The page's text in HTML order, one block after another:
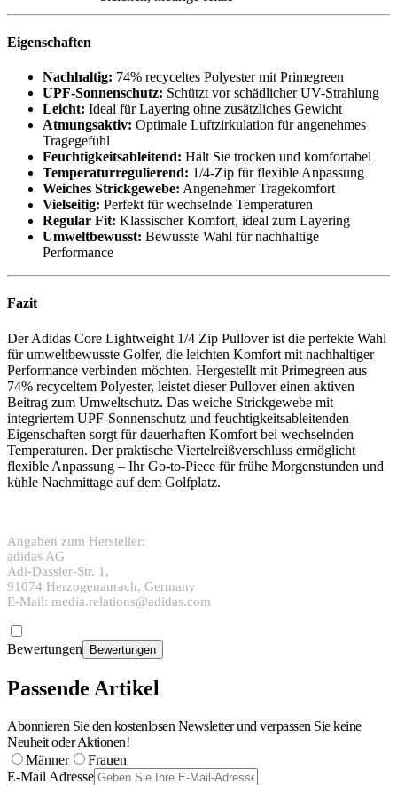
Eigenschaften
Nachhaltig: 74% recyceltes Polyester mit Primegreen
UPF-Sonnenschutz: Schützt vor schädlicher UV-Strahlung
Leicht: Ideal für Layering ohne zusätzliches Gewicht
Atmungsaktiv: Optimale Luftzirkulation für angenehmes
Tragegefühl
Feuchtigkeitsableitend: Hält Sie trocken und komfortabel
Temperaturregulierend: 1/4-Zip für flexible Anpassung
Weiches Strickgewebe: Angenehmer Tragekomfort
Vielseitig: Perfekt für wechselnde Temperaturen
Regular Fit: Klassischer Komfort, ideal zum Layering
Umweltbewusst: Bewusste Wahl für nachhaltige
Performance
Fazit
Der Adidas Core Lightweight 1/4 Zip Pullover ist die perfekte Wahl
für umweltbewusste Golfer, die leichten Komfort mit nachhaltiger
Performance verbinden möchten. Hergestellt mit Primegreen aus
74% recyceltem Polyester, leistet dieser Pullover einen aktiven
Beitrag zum Umweltschutz. Das weiche Strickgewebe mit
integriertem UPF-Sonnenschutz und feuchtigkeitsableitenden
Eigenschaften sorgt für dauerhaften Komfort bei wechselnden
Temperaturen. Der praktische Viertelreißverschluss ermöglicht
flexible Anpassung – Ihr Go-to-Piece für frühe Morgenstunden und
kühle Nachmittage auf dem Golfplatz.
Angaben zum Hersteller:
adidas AG
Adi-Dassler-Str. 1,
91074 Herzogenaurach, Germany
E-Mail: media.relations@adidas.com
Bewertungen Bewertungen
Passende Artikel
Abonnieren Sie den kostenlosen Newsletter und verpassen Sie keine
Neuheit oder Aktionen!
Männer
Frauen
E-Mail Adresse